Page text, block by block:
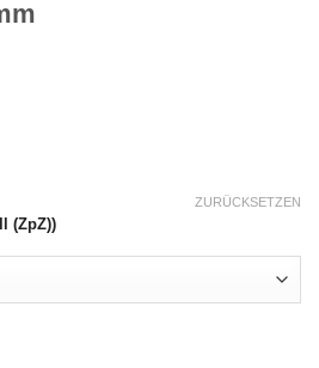
(ZpZ))
ZURÜCKSETZEN
M42 HSS 4700 x 27 x 0,9 mm